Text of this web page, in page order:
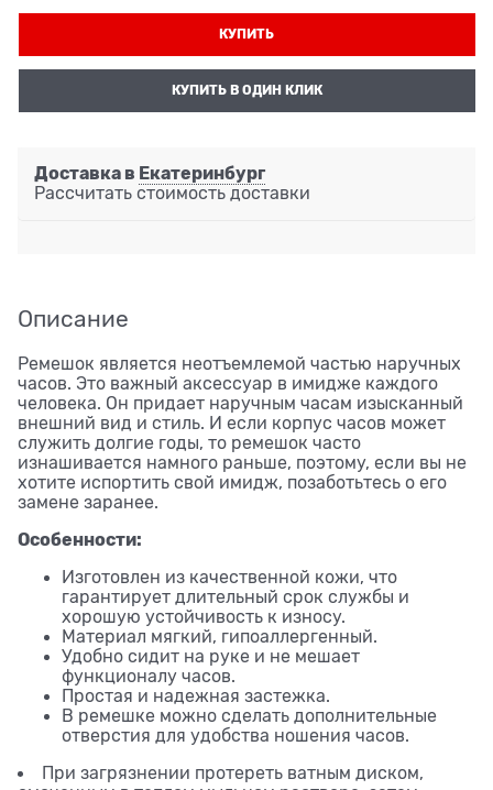
КУПИТЬ
КУПИТЬ В ОДИН КЛИК
Доставка в Екатеринбург
Рассчитать стоимость доставки
Описание
Ремешок является неотъемлемой частью наручных
часов. Это важный аксессуар в имидже каждого
человека. Он придает наручным часам изысканный
внешний вид и стиль. И если корпус часов может
служить долгие годы, то ремешок часто
изнашивается намного раньше, поэтому, если вы не
хотите испортить свой имидж, позаботьтесь о его
замене заранее.
Особенности:
Изготовлен из качественной кожи, что
гарантирует длительный срок службы и
хорошую устойчивость к износу.
Материал мягкий, гипоаллергенный.
Удобно сидит на руке и не мешает
функционалу часов.
Простая и надежная застежка.
В ремешке можно сделать дополнительные
отверстия для удобства ношения часов.
При загрязнении протереть ватным диском,